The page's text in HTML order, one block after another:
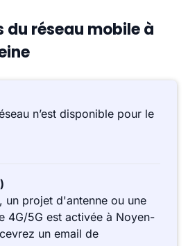
du réseau mobile à
n’est disponible pour le
un projet d'antenne ou une
4G/5G est activée à Noyen-
un email de